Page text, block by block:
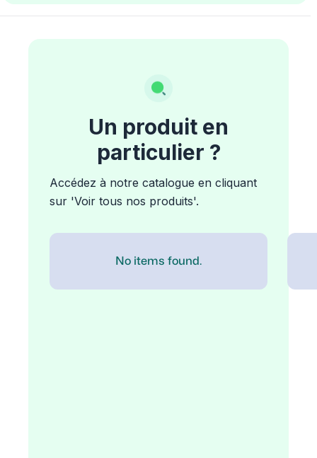
Un produit en
particulier ?
Accédez à notre catalogue en cliquant
sur 'Voir tous nos produits'.
No items found.